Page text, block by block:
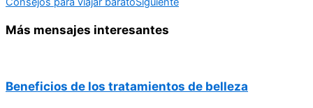
Más mensajes interesantes
Beneficios de los tratamientos de belleza